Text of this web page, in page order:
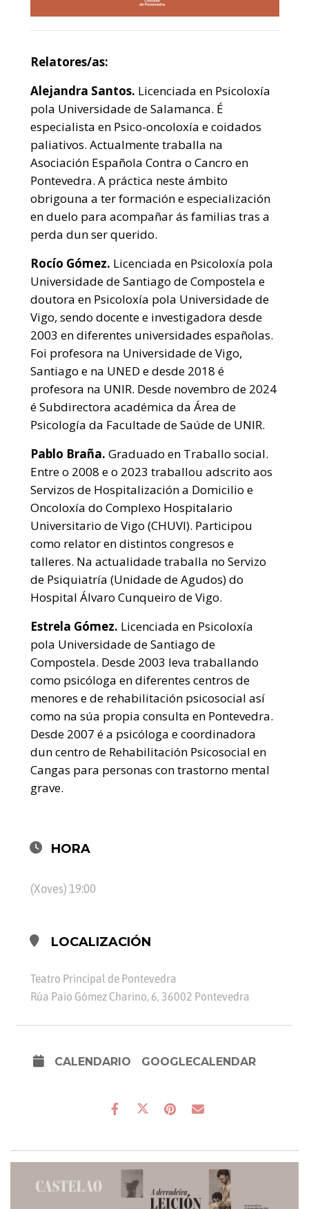
Relatores/as:
Alejandra Santos. Licenciada en Psicoloxía
pola Universidade de Salamanca. É
especialista en Psico-oncoloxía e coidados
paliativos. Actualmente traballa na
Asociación Española Contra o Cancro en
Pontevedra. A práctica neste ámbito
obrigouna a ter formación e especialización
en duelo para acompañar ás familias tras a
perda dun ser querido.
Rocío Gómez. Licenciada en Psicoloxía pola
Universidade de Santiago de Compostela e
doutora en Psicoloxía pola Universidade de
Vigo, sendo docente e investigadora desde
2003 en diferentes universidades españolas.
Foi profesora na Universidade de Vigo,
Santiago e na UNED e desde 2018 é
profesora na UNIR. Desde novembro de 2024
é Subdirectora académica da Área de
Psicología da Facultade de Saúde de UNIR.
Pablo Braña. Graduado en Traballo social.
Entre o 2008 e o 2023 traballou adscrito aos
Servizos de Hospitalización a Domicilio e
Oncoloxía do Complexo Hospitalario
Universitario de Vigo (CHUVI). Participou
como relator en distintos congresos e
talleres. Na actualidade traballa no Servizo
de Psiquiatría (Unidade de Agudos) do
Hospital Álvaro Cunqueiro de Vigo.
Estrela Gómez. Licenciada en Psicoloxía
pola Universidade de Santiago de
Compostela. Desde 2003 leva traballando
como psicóloga en diferentes centros de
menores e de rehabilitación psicosocial así
como na súa propia consulta en Pontevedra.
Desde 2007 é a psicóloga e coordinadora
dun centro de Rehabilitación Psicosocial en
Cangas para personas con trastorno mental
grave.
HORA
(Xoves) 19:00
LOCALIZACIÓN
Teatro Principal de Pontevedra
Rúa Paio Gómez Charino, 6, 36002 Pontevedra
CALENDARIO GOOGLECALENDAR